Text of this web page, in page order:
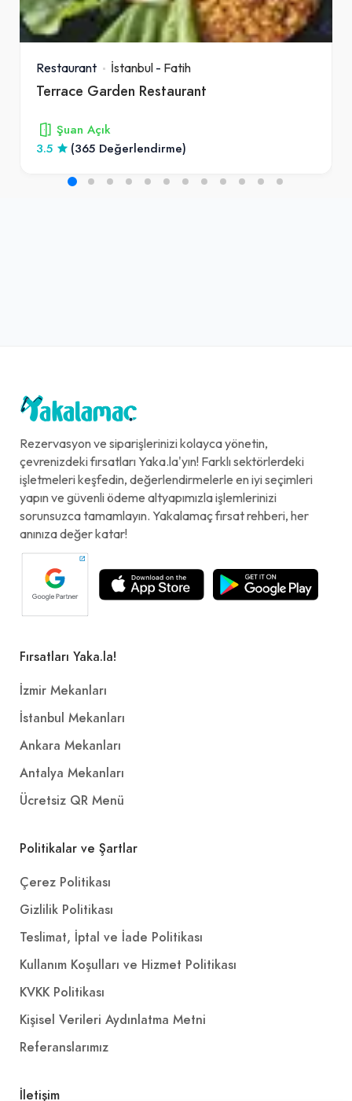
Restaurant İstanbul - Fatih
Terrace Garden Restaurant
Şuan Açık
3.5
(365 Değerlendirme)
Rezervasyon ve siparişlerinizi kolayca yönetin,
çevrenizdeki fırsatları Yaka.la'yın! Farklı sektörlerdeki
işletmeleri keşfedin, değerlendirmelerle en iyi seçimleri
yapın ve güvenli ödeme altyapımızla işlemlerinizi
sorunsuzca tamamlayın. Yakalamaç fırsat rehberi, her
anınıza değer katar!
Fırsatları Yaka.la!
İzmir Mekanları
İstanbul Mekanları
Ankara Mekanları
Antalya Mekanları
Ücretsiz QR Menü
Politikalar ve Şartlar
Çerez Politikası
Gizlilik Politikası
Teslimat, İptal ve İade Politikası
Kullanım Koşulları ve Hizmet Politikası
KVKK Politikası
Kişisel Verileri Aydınlatma Metni
Referanslarımız
İletişim